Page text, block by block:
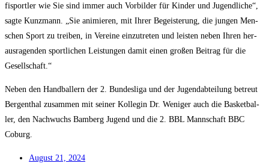
fi­sport­ler wie Sie sind immer auch Vor­bil­der für Kin­der und Jugend­li­che“,
sag­te Kunz­mann. „Sie ani­mie­ren, mit Ihrer Begeis­te­rung, die jun­gen Men­
schen Sport zu trei­ben, in Ver­ei­ne ein­zu­tre­ten und leis­ten neben Ihren her­
aus­ra­gen­den sport­li­chen Leis­tun­gen damit einen gro­ßen Bei­trag für die
Gesellschaft.“
Neben den Hand­bal­lern der 2. Bun­des­li­ga und der Jugend­ab­tei­lung betreut
Berg­enthal zusam­men mit sei­ner Kol­le­gin Dr. Weni­ger auch die Bas­ket­bal­
ler, den Nach­wuchs Bam­berg Jugend und die 2. BBL Mann­schaft BBC
Coburg.
August 21, 2024